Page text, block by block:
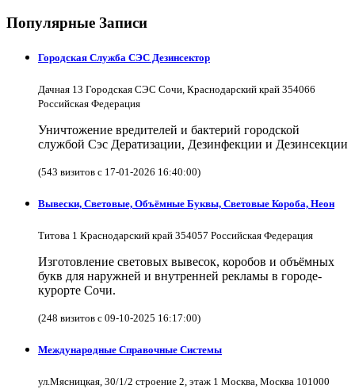
Популярные Записи
Городская Служба СЭС Дезинсектор
Дачная 13 Городская СЭС Сочи, Краснодарский край 354066
Российская Федерация
Уничтожение вредителей и бактерий городской
службой Сэс Дератизации, Дезинфекции и Дезинсекции
(543 визитов с 17-01-2026 16:40:00)
Вывески, Световые, Объёмные Буквы, Световые Короба, Неон
Титова 1 Краснодарский край 354057 Российская Федерация
Изготовление световых вывесок, коробов и объёмных
букв для наружней и внутренней рекламы в городе-
курорте Сочи.
(248 визитов с 09-10-2025 16:17:00)
Международные Справочные Системы
ул.Мясницкая, 30/1/2 строение 2, этаж 1 Москва, Москва 101000